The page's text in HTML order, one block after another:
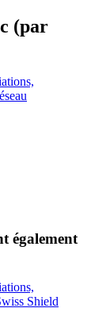
(par
également